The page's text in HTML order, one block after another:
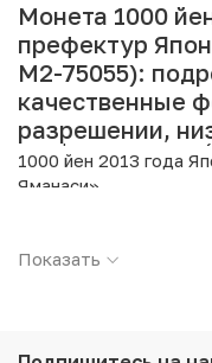
Монета 1000
префектур
M2-75055):
качественные
разрешении,
Интернет магазин
1000 йен 2013 года
Яманаси».
Показать